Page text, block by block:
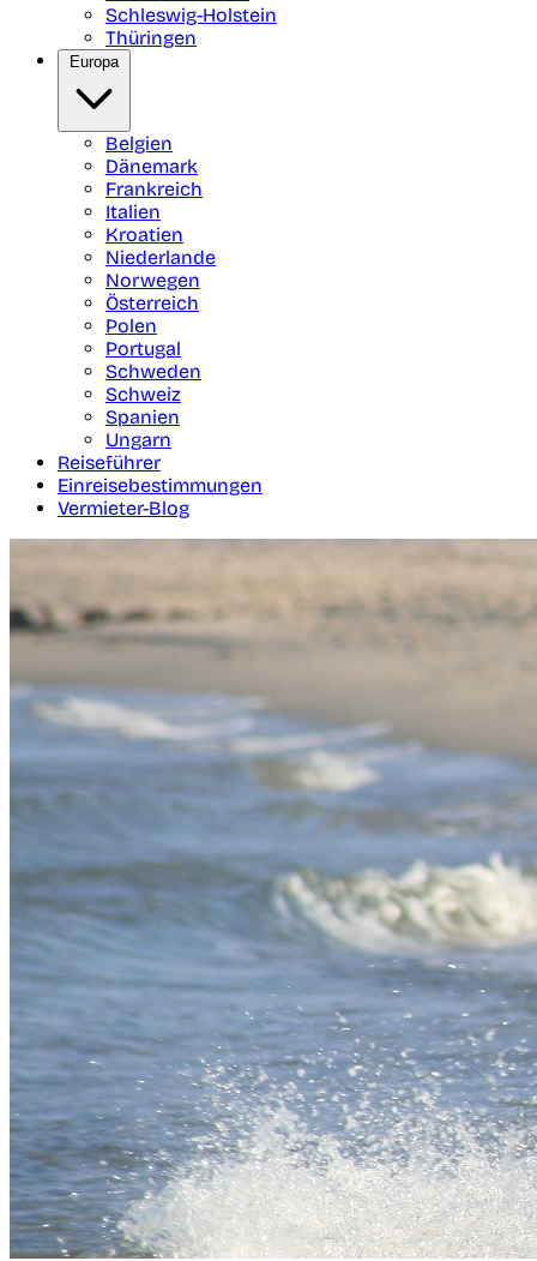
Schleswig-Holstein
Thüringen
Europa
Belgien
Dänemark
Frankreich
Italien
Kroatien
Niederlande
Norwegen
Österreich
Polen
Portugal
Schweden
Schweiz
Spanien
Ungarn
Reiseführer
Einreisebestimmungen
Vermieter-Blog